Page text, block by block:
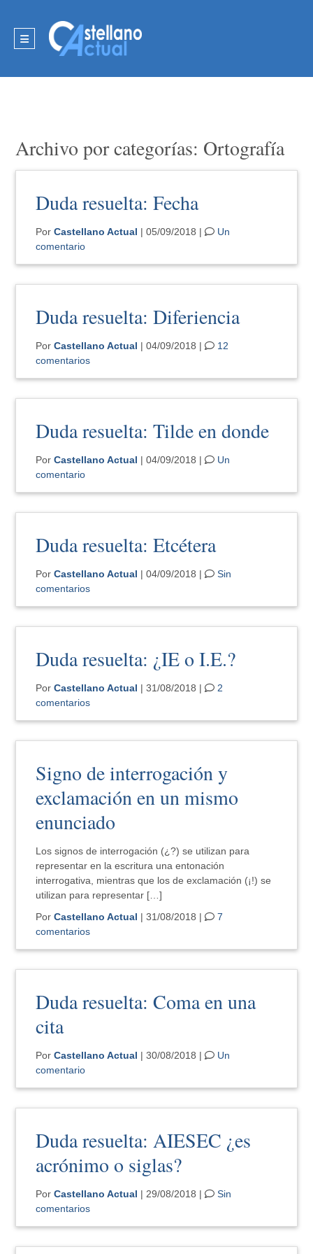
Archivo por categorías: Ortografía
Duda resuelta: Fecha
PorCastellano Actual | 05/09/2018 |
Un
comentario
Duda resuelta: Diferiencia
PorCastellano Actual | 04/09/2018 |
12
comentarios
Duda resuelta: Tilde en donde
PorCastellano Actual | 04/09/2018 |
Un
comentario
Duda resuelta: Etcétera
PorCastellano Actual | 04/09/2018 |
Sin
comentarios
Duda resuelta: ¿IE o I.E.?
PorCastellano Actual | 31/08/2018 |
2
comentarios
Signo de interrogación y
exclamación en un mismo
enunciado
Los signos de interrogación (¿?) se utilizan para
representar en la escritura una entonación
interrogativa, mientras que los de exclamación (¡!) se
utilizan para representar […]
PorCastellano Actual | 31/08/2018 |
7
comentarios
Duda resuelta: Coma en una
cita
PorCastellano Actual | 30/08/2018 |
Un
comentario
Duda resuelta: AIESEC ¿es
acrónimo o siglas?
PorCastellano Actual | 29/08/2018 |
Sin
comentarios